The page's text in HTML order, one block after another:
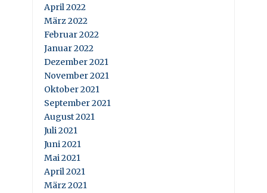
April 2022
März 2022
Februar 2022
Januar 2022
Dezember 2021
November 2021
Oktober 2021
September 2021
August 2021
Juli 2021
Juni 2021
Mai 2021
April 2021
März 2021